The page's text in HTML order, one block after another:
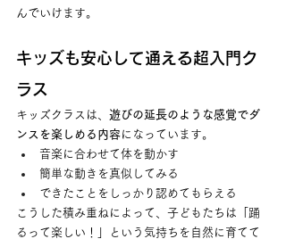
んでいけます。
キッズも安心して通える超入門ク
ラス
キッズクラスは、 遊びの延長のような感覚でダ
ンスを楽しめる内容になっています。
音楽に合わせて体を動かす
簡単な動きを真似してみる
できたことをしっかり認めてもらえる
こうした積み重ねによって、子どもたちは「踊
るって楽しい！」という気持ちを自然に育てて